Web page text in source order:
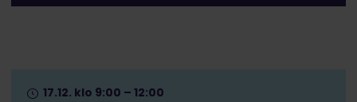
17.12. klo 9:00 – 12:00